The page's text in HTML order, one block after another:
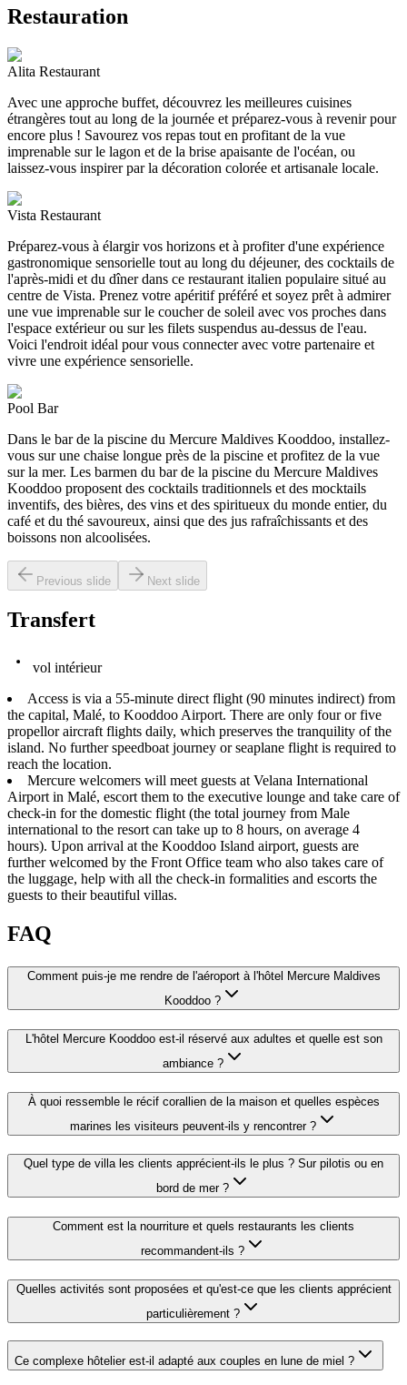
Restauration
Alita Restaurant
Avec une approche buffet, découvrez les meilleures cuisines
étrangères tout au long de la journée et préparez-vous à revenir pour
encore plus ! Savourez vos repas tout en profitant de la vue
imprenable sur le lagon et de la brise apaisante de l'océan, ou
laissez-vous inspirer par la décoration colorée et artisanale locale.
Vista Restaurant
Préparez-vous à élargir vos horizons et à profiter d'une expérience
gastronomique sensorielle tout au long du déjeuner, des cocktails de
l'après-midi et du dîner dans ce restaurant italien populaire situé au
centre de Vista. Prenez votre apéritif préféré et soyez prêt à admirer
une vue imprenable sur le coucher de soleil avec vos proches dans
l'espace extérieur ou sur les filets suspendus au-dessus de l'eau.
Voici l'endroit idéal pour vous connecter avec votre partenaire et
vivre une expérience sensorielle.
Pool Bar
Dans le bar de la piscine du Mercure Maldives Kooddoo, installez-
vous sur une chaise longue près de la piscine et profitez de la vue
sur la mer. Les barmen du bar de la piscine du Mercure Maldives
Kooddoo proposent des cocktails traditionnels et des mocktails
inventifs, des bières, des vins et des spiritueux du monde entier, du
café et du thé savoureux, ainsi que des jus rafraîchissants et des
boissons non alcoolisées.
Previous slide Next slide
Transfert
vol intérieur
Access is via a 55-minute direct flight (90 minutes indirect) from
the capital, Malé, to Kooddoo Airport. There are only four or five
propellor aircraft flights daily, which preserves the tranquility of the
island. No further speedboat journey or seaplane flight is required to
reach the location.
Mercure welcomers will meet guests at Velana International
Airport in Malé, escort them to the executive lounge and take care of
check-in for the domestic flight (the total journey from Male
international to the resort can take up to 8 hours, on average 4
hours). Upon arrival at the Kooddoo Island airport, guests are
further welcomed by the Front Office team who also takes care of
the luggage, help with all the check-in formalities and escorts the
guests to their beautiful villas.
FAQ
Comment puis-je me rendre de l'aéroport à l'hôtel Mercure Maldives
Kooddoo ?
L'hôtel Mercure Kooddoo est-il réservé aux adultes et quelle est son
ambiance ?
À quoi ressemble le récif corallien de la maison et quelles espèces
marines les visiteurs peuvent-ils y rencontrer ?
Quel type de villa les clients apprécient-ils le plus ? Sur pilotis ou en
bord de mer ?
Comment est la nourriture et quels restaurants les clients
recommandent-ils ?
Quelles activités sont proposées et qu'est-ce que les clients apprécient
particulièrement ?
Ce complexe hôtelier est-il adapté aux couples en lune de miel ?